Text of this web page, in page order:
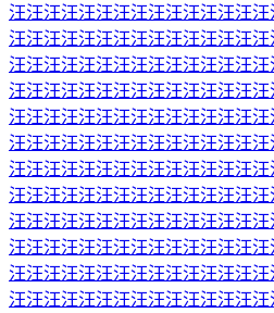
汪汪汪汪汪汪汪汪汪汪汪汪汪汪
汪汪汪汪汪汪汪汪汪汪汪汪汪汪
汪汪汪汪汪汪汪汪汪汪汪汪汪汪
汪汪汪汪汪汪汪汪汪汪汪汪汪汪
汪汪汪汪汪汪汪汪汪汪汪汪汪汪
汪汪汪汪汪汪汪汪汪汪汪汪汪汪
汪汪汪汪汪汪汪汪汪汪汪汪汪汪
汪汪汪汪汪汪汪汪汪汪汪汪汪汪
汪汪汪汪汪汪汪汪汪汪汪汪汪汪
汪汪汪汪汪汪汪汪汪汪汪汪汪汪
汪汪汪汪汪汪汪汪汪汪汪汪汪汪
汪汪汪汪汪汪汪汪汪汪汪汪汪汪